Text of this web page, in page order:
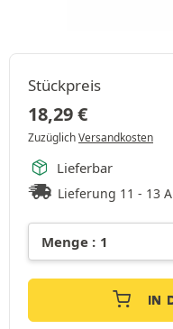
Stückpreis
18,29€
ZuzüglichVersandkosten
Lieferbar
Lieferung 11 - 13
IN